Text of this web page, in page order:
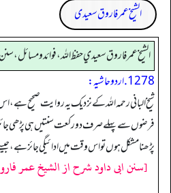
الشیخ عمر فاروق سعیدی
الشيخ عمر فاروق سعيدي حفظ الله، فوائد و مسائل، سنن
1278. اردو حاشیہ:
شیخ البانی رحمہ اللہ کے نزدیک یہ روایت صحیح
فرضوں سے پہلے صرف دو رکعت سنتیں ہی پڑھی
پڑھنا مشکل ہوں تو اس وقت میں ادائیگی جائز ہے،
[سنن ابی داود شرح از الشیخ عمر